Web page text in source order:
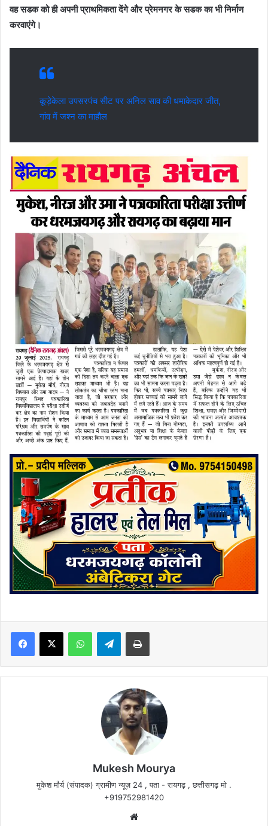
वह सडक को ही अपनी प्राथमिकता देंगे और प्रेमनगर के सडक का भी निर्माण
करवाएंगे।
कूड़ेकेला उपसरपंच सीट पर अनिल साव की धमाकेदार जीत,
गांव में जश्न का माहौल
Facebook
X WhatsAppTelegramPrint
Mukesh Mourya
मुकेश मौर्य (संपादक) ग्रामीण न्यूज़ 24 , पता - रायगढ़ , छत्तीसगढ़ मो .
+919752981420